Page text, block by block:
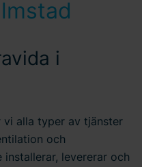
i
vi alla typer av tjänster
och
levererar och